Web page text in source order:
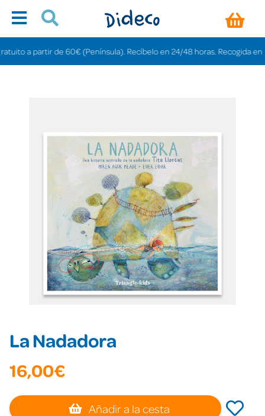
a partir de 60€ (Península). Recíbelo en 24/48 horas. Recogida en
La Nadadora
16,00€
Añadir a la cesta